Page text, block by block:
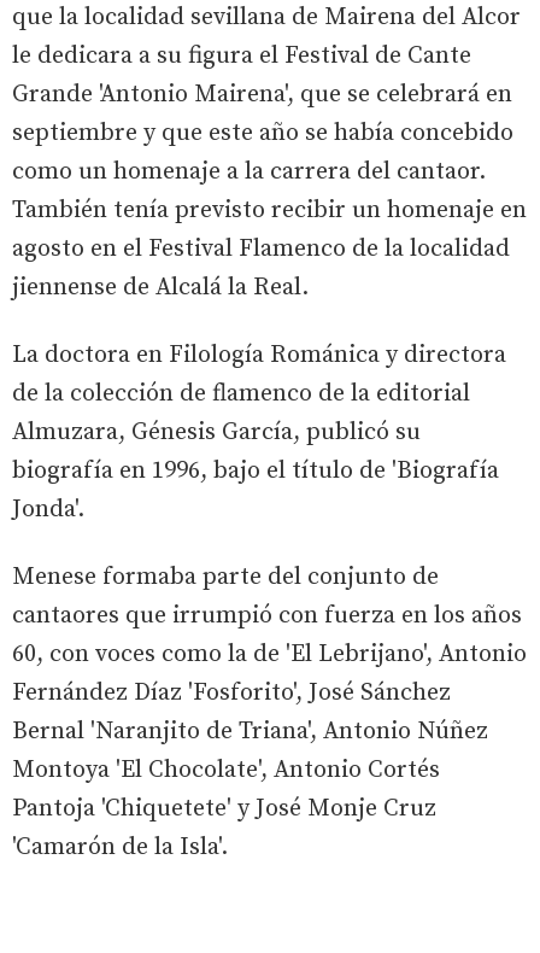
que la localidad sevillana de Mairena del Alcor
le dedicara a su figura el Festival de Cante
Grande 'Antonio Mairena', que se celebrará en
septiembre y que este año se había concebido
como un homenaje a la carrera del cantaor.
También tenía previsto recibir un homenaje en
agosto en el Festival Flamenco de la localidad
jiennense de Alcalá la Real.
La doctora en Filología Románica y directora
de la colección de flamenco de la editorial
Almuzara, Génesis García, publicó su
biografía en 1996, bajo el título de 'Biografía
Jonda'.
Menese formaba parte del conjunto de
cantaores que irrumpió con fuerza en los años
60, con voces como la de 'El Lebrijano', Antonio
Fernández Díaz 'Fosforito', José Sánchez
Bernal 'Naranjito de Triana', Antonio Núñez
Montoya 'El Chocolate', Antonio Cortés
Pantoja 'Chiquetete' y José Monje Cruz
'Camarón de la Isla'.